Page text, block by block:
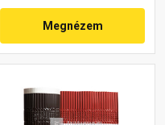
Megnézem